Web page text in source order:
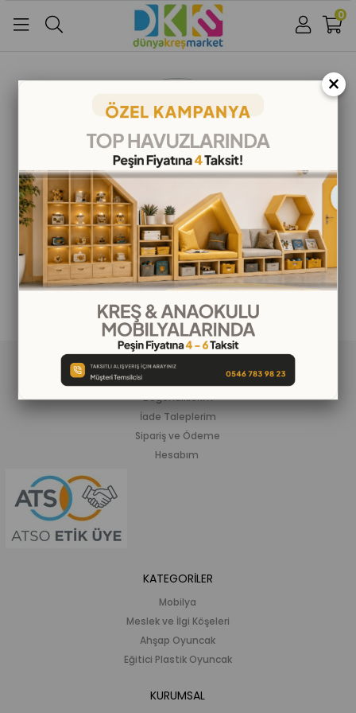
Google İle Bağlan
0
ALIŞVERİŞ BİLGİLERİ
Beğendiklerim
İade Taleplerim
Sipariş ve Ödeme
Hesabım
KATEGORİLER
Mobilya
Meslek ve İlgi Köşeleri
Ahşap Oyuncak
Eğitici Plastik Oyuncak
KURUMSAL
×